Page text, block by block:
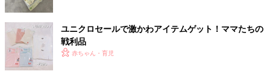
ユニクロセールで激かわアイテムゲット！ママたちの
戦利品
赤ちゃん・育児